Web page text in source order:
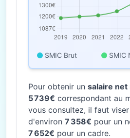
SMIC Brut SMIC
Pour obtenir un salaire net
5 739€ correspondant au
vous consultez, il faut
d'environ 7 358€ pour un
7 652€ pour un cadre.